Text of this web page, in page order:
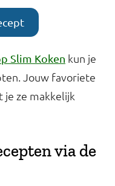
Slim Koken kun je
Jouw favoriete
je ze makkelijk
via de